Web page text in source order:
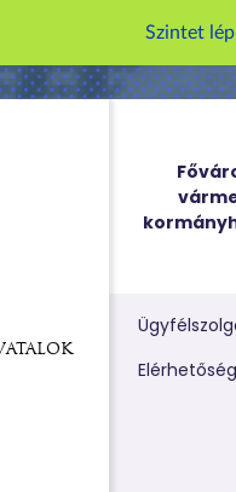
Szintet